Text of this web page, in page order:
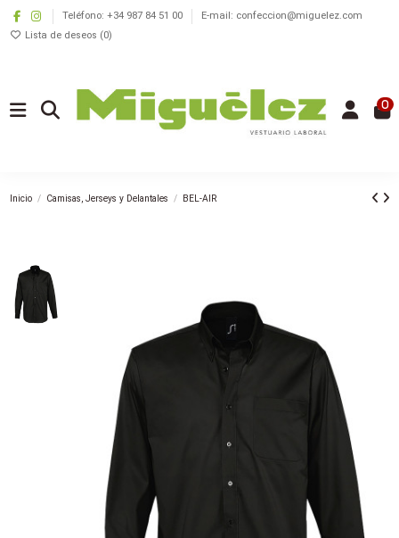
Teléfono: +34 987 84 51 00
E-mail: confeccion@miguelez.com
Lista de deseos (0)
0
Inicio Camisas, Jerseys y Delantales BEL-AIR